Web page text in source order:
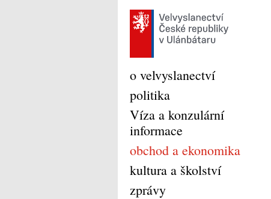
o velvyslanectví
politika
Víza a konzulární
informace
obchod a ekonomika
kultura a školství
zprávy